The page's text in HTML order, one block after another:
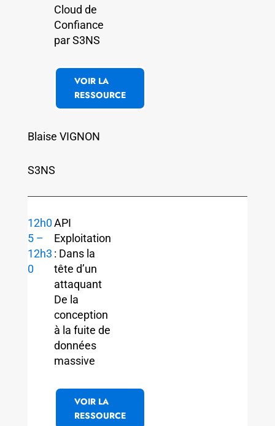
Cloud de
Confiance
par S3NS
VOIR LA
RESSOURCE
Blaise VIGNON
S3NS
12h0
5 –
12h3
0
API
Exploitation
: Dans la
tête d’un
attaquant
De la
conception
à la fuite de
données
massive
VOIR LA
RESSOURCE